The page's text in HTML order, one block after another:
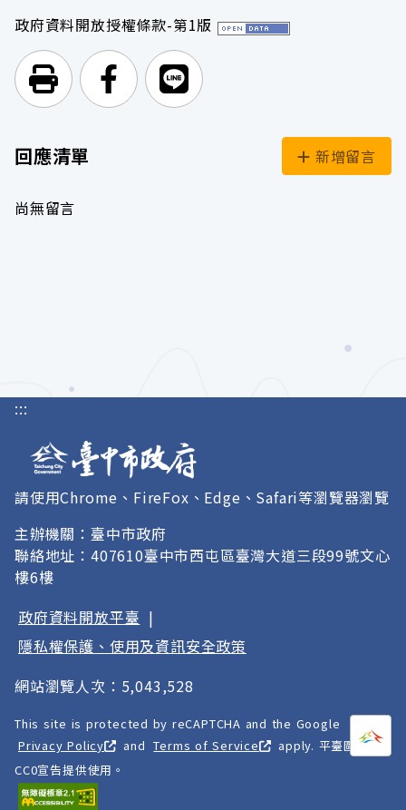
政府資料開放授權條款-第1版
列印頁面前往Facebook
前往Line
回應清單 新增留言
尚無留言
打開
:::
請使用Chrome、FireFox、Edge、Safari等瀏覽器瀏覽
主辦機關：臺中市政府
聯絡地址：407610臺中市西屯區臺灣大道三段99號文心
樓6樓
政府資料開放平臺 |
隱私權保護、使用及資訊安全政策
網站瀏覽人次：5,043,528
This site is protected by reCAPTCHA and the Google
Privacy Policy
and Terms of Service
apply. 平臺圖像以
CC0宣告提供使用。